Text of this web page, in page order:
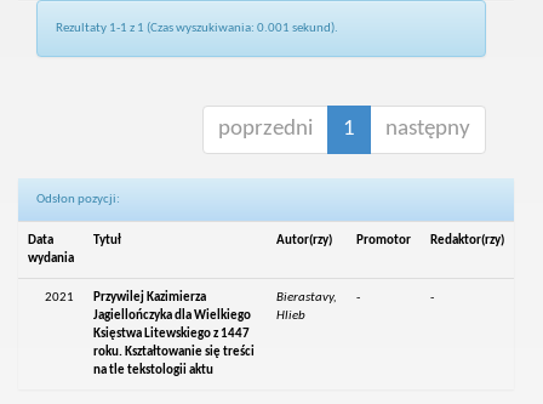
Rezultaty 1-1 z 1 (Czas wyszukiwania: 0.001 sekund).
poprzedni 1 następny
Odsłon pozycji:
Data
wydania
Tytuł Autor(rzy) Promotor Redaktor(rzy)
2021
Przywilej Kazimierza
Jagiellończyka dla Wielkiego
Księstwa Litewskiego z 1447
roku. Kształtowanie się treści
na tle tekstologii aktu
Bierastavy,
Hlieb
- -